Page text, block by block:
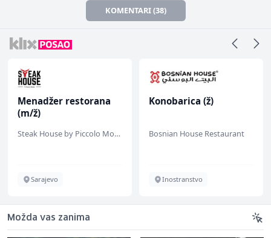
KOMENTARI (38)
Menadžer restorana
(m/ž)
Steak House by Piccolo Mondo
Sarajevo
Konobarica (ž)
Bosnian House Restaurant
Inostranstvo
Možda vas zanima